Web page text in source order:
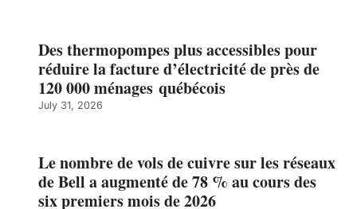
Des thermopompes plus accessibles pour
réduire la facture d’électricité de près de
120 000 ménages québécois
July 31, 2026
Le nombre de vols de cuivre sur les réseaux
de Bell a augmenté de 78 % au cours des
six premiers mois de 2026